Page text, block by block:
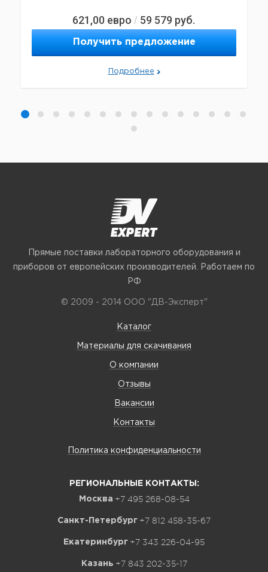
621,00 евро / 59 579 руб.
Получить предложение
Подробнее
Прямые поставки лабораторного оборудования и
приборов от европейских производителей. Работаем по
РФ
© 2009 - 2014 ООО "ДВ-Эксперт"
Каталог
Материалы для скачивания
О компании
Отзывы
Вакансии
Контакты
Политика конфиденциальности
РЕГИОНАЛЬНЫЕ КОНТАКТЫ:
Москва +7 495 268-08-54
Санкт-Петербург +7 812 458-35-67
Екатеринбург +7 343 226-04-95
Казань +7 843 202-35-17